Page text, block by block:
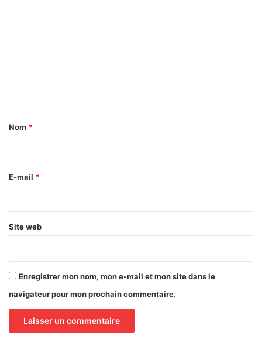
a
e
Nom *
E-mail *
Site web
Enregistrer mon nom, mon e-mail et mon site dans le
navigateur pour mon prochain commentaire.